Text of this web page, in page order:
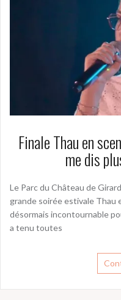
Finale Thau en
me dis
Le Parc du Château de
grande soirée estivale Thau
désormais incontournable
a tenu toutes